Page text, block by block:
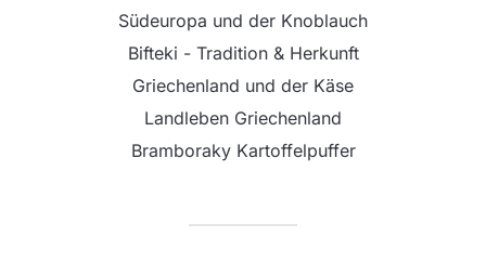
Südeuropa und der Knoblauch
Bifteki - Tradition & Herkunft
Griechenland und der Käse
Landleben Griechenland
Bramboraky Kartoffelpuffer